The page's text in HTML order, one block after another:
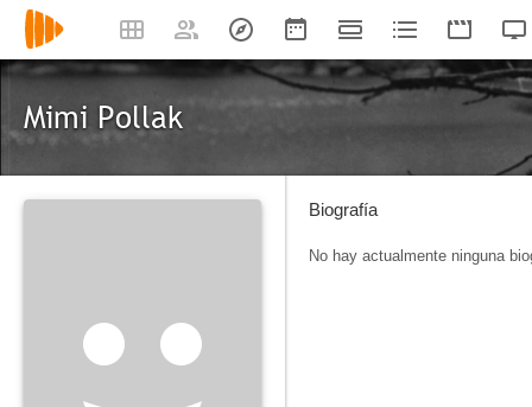
Mimi Pollak
Biografía
No hay actualmente ninguna